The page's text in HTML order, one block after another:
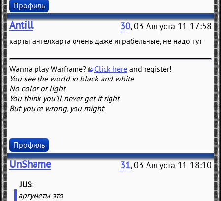
Профиль
Antill 30, 03 Августа 11 17:58
карты ангелхарта очень даже играбельные, не надо тут
Wanna play Warframe? Click here and register!
You see the world in black and white
No color or light
You think you'll never get it right
But you're wrong, you might
Профиль
UnShame 31, 03 Августа 11 18:10
(JUS
аргуметы это